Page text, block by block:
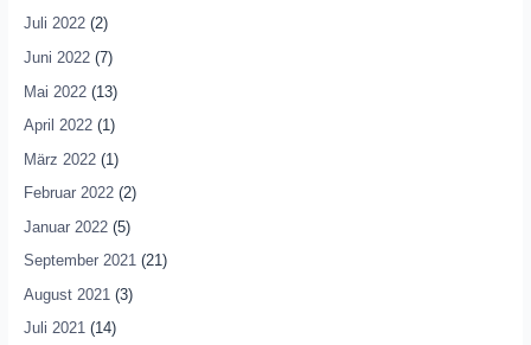
Juli 2022(2)
Juni 2022(7)
Mai 2022(13)
April 2022(1)
März 2022(1)
Februar 2022(2)
Januar 2022(5)
September 2021(21)
August 2021 (3)
Juli 2021(14)